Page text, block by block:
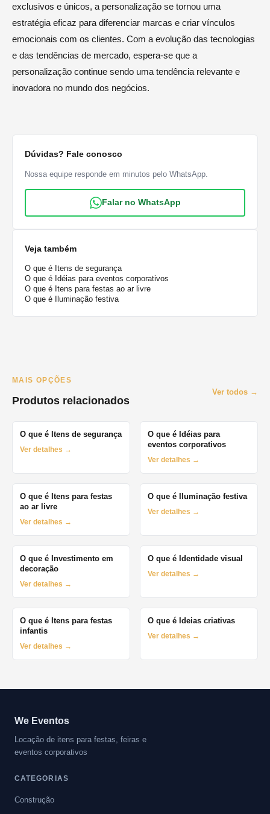
exclusivos e únicos, a personalização se tornou uma
estratégia eficaz para diferenciar marcas e criar vínculos
emocionais com os clientes. Com a evolução das tecnologias
e das tendências de mercado, espera-se que a
personalização continue sendo uma tendência relevante e
inovadora no mundo dos negócios.
Dúvidas? Fale conosco
Nossa equipe responde em minutos pelo WhatsApp.
Falar no WhatsApp
Veja também
O que é Itens de segurança
O que é Idéias para eventos corporativos
O que é Itens para festas ao ar livre
O que é Iluminação festiva
MAIS OPÇÕES
Produtos relacionados
Ver todos →
O que é Itens de segurança
Ver detalhes →
O que é Idéias para
eventos corporativos
Ver detalhes →
O que é Itens para festas
ao ar livre
Ver detalhes →
O que é Iluminação festiva
Ver detalhes →
O que é Investimento em
decoração
Ver detalhes →
O que é Identidade visual
Ver detalhes →
O que é Itens para festas
infantis
Ver detalhes →
O que é Ideias criativas
Ver detalhes →
We Eventos
Locação de itens para festas, feiras e
eventos corporativos
CATEGORIAS
Construção